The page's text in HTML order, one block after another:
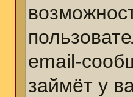
email-
займёт у